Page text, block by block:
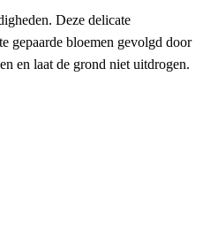
Deze delicate
gepaarde bloemen gevolgd door
en laat de grond niet uitdrogen.